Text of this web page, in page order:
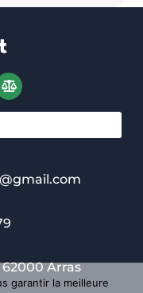
Arras
garantir la meilleure